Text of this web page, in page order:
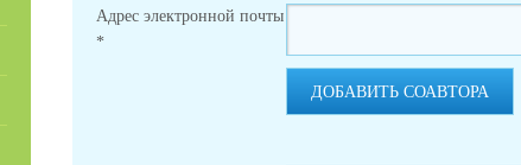
Адрес электронной почты
*
ДОБАВИТЬ СОАВТОРА